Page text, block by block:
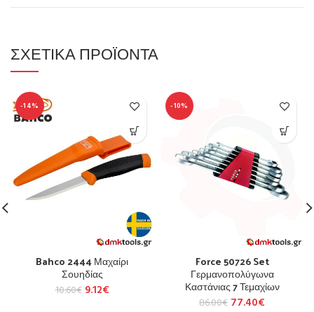
ΣΧΕΤΙΚΆ ΠΡΟΪΌΝΤΑ
-14%
Bahco 2444 Μαχαίρι
Σουηδίας
10.60€ 9.12€
-10%
Force 50726 Set
Γερμανοπολύγωνα
Καστάνιας 7 Τεμαχίων
86.00€ 77.40€